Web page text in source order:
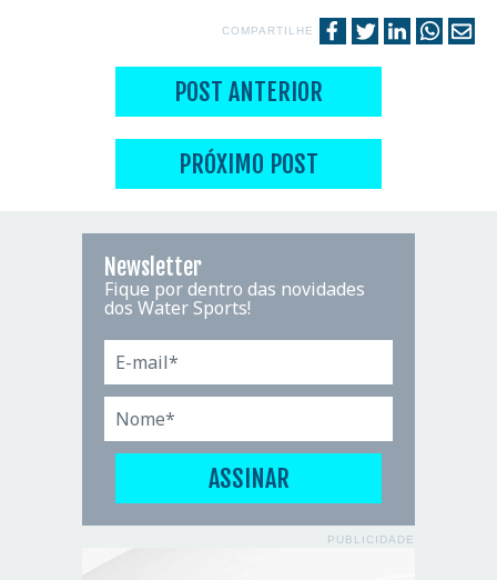
COMPARTILHE
POST ANTERIOR
PRÓXIMO POST
Newsletter
Fique por dentro das novidades
dos Water Sports!
PUBLICIDADE